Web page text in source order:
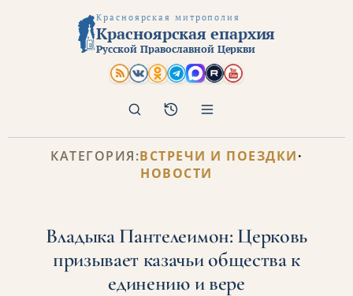
Красноярская митрополия
Красноярская епархия
Русской Православной Церкви
Архив
Поиск
КАТЕГОРИЯ:ВСТРЕЧИ И ПОЕЗДКИ·
НОВОСТИ
Владыка Пантелеимон: Церковь
призывает казачьи общества к
единению и вере